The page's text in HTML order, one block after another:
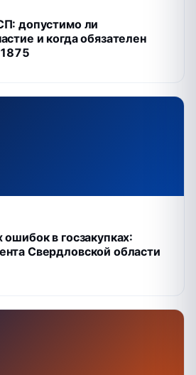
допустимо ли
и когда обязателен
в госзакупках:
Свердловской области